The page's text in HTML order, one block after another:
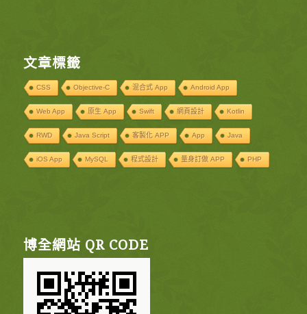
文章標籤
CSS Objective-C 混合式 App Android App
Web App 原生 App Swift 網頁設計 Kotlin
RWD Java Script 客製化 APP App Java
iOS App MySQL 程式設計 量身訂做 APP PHP
博全網站 QR CODE